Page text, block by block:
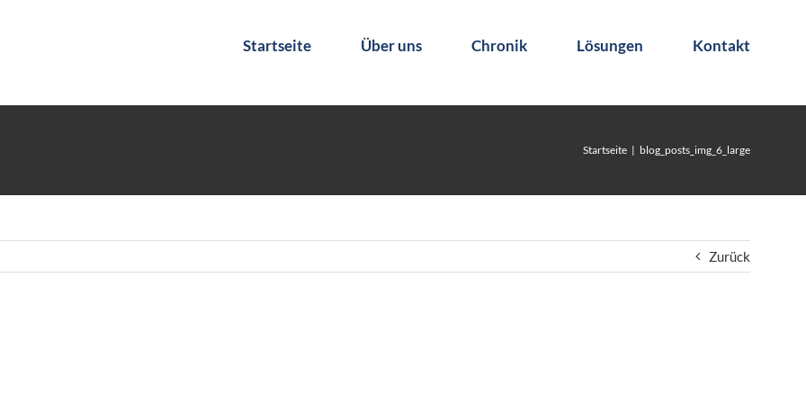
Startseite Über uns Chronik Lösungen Kontakt
Startseite blog_posts_img_6_large
Zurück